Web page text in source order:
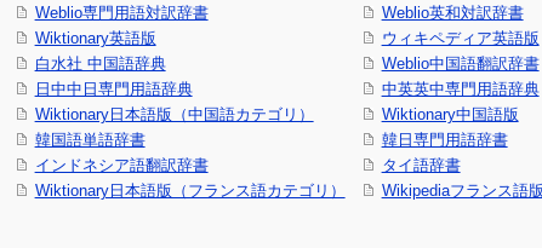
Weblio専門用語対訳辞書
Wiktionary英語版
白水社 中国語辞典
日中中日専門用語辞典
Wiktionary日本語版（中国語カテゴリ）
韓国語単語辞書
インドネシア語翻訳辞書
Wiktionary日本語版（フランス語カテゴリ）
Weblio英和対訳辞書
ウィキペディア英語版
Weblio中国語翻訳辞書
中英英中専門用語辞典
Wiktionary中国語版
韓日専門用語辞書
タイ語辞書
Wikipediaフランス語版